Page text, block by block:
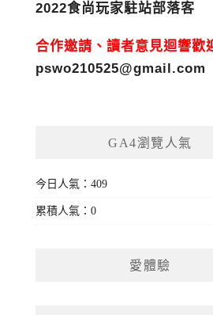
2022食尚玩家駐站部落客
合作邀請、讀者意見迴響歡
pswo210525@gmail.com
GA4瀏覽人氣
今日人氣：409
累積人氣：0
愛體驗